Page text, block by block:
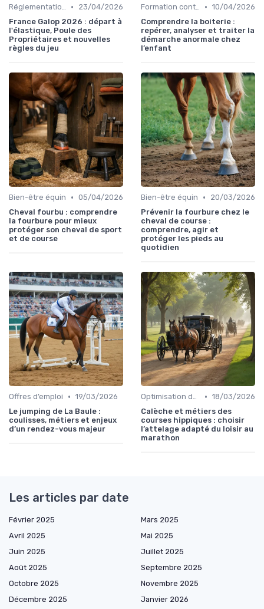
Réglementation des courses •
23/04/2026
France Galop 2026 : départ à
l'élastique, Poule des
Propriétaires et nouvelles
règles du jeu
Formation continue • 10/04/2026
Comprendre la boiterie :
repérer, analyser et traiter la
démarche anormale chez
l’enfant
Bien-être équin • 05/04/2026
Cheval fourbu : comprendre
la fourbure pour mieux
protéger son cheval de sport
et de course
Bien-être équin •
20/03/2026
Prévenir la fourbure chez le
cheval de course :
comprendre, agir et
protéger les pieds au
quotidien
Offres d’emploi • 19/03/2026
Le jumping de La Baule :
coulisses, métiers et enjeux
d’un rendez-vous majeur
Optimisation des performances • 18/03/2026
Calèche et métiers des
courses hippiques : choisir
l’attelage adapté du loisir au
marathon
Les articles par date
Février 2025
Mars 2025
Avril 2025
Mai 2025
Juin 2025
Juillet 2025
Août 2025
Septembre 2025
Octobre 2025
Novembre 2025
Décembre 2025
Janvier 2026